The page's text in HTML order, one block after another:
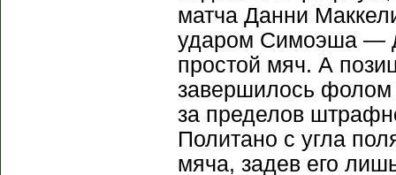
матча Данни
ударом Симоэша —
простой мяч. А
завершилось фолом
за пределов
Политано с угла
мяча, задев его